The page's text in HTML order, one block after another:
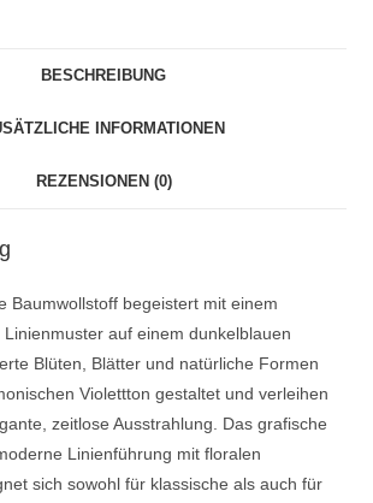
BESCHREIBUNG
INFORMATIONEN
REZENSIONEN (0)
Baumwollstoff begeistert mit einem
auf einem dunkelblauen
Blüten, Blätter und natürliche Formen
Violettton gestaltet und verleihen
zeitlose Ausstrahlung. Das grafische
Linienführung mit floralen
sich sowohl für klassische als auch für